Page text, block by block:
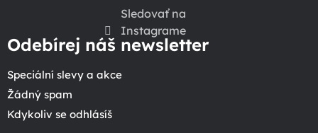
Sledovať na
Instagrame
Odebírej náš newsletter
Speciální slevy a akce
Žádný spam
Kdykoliv se odhlásíš